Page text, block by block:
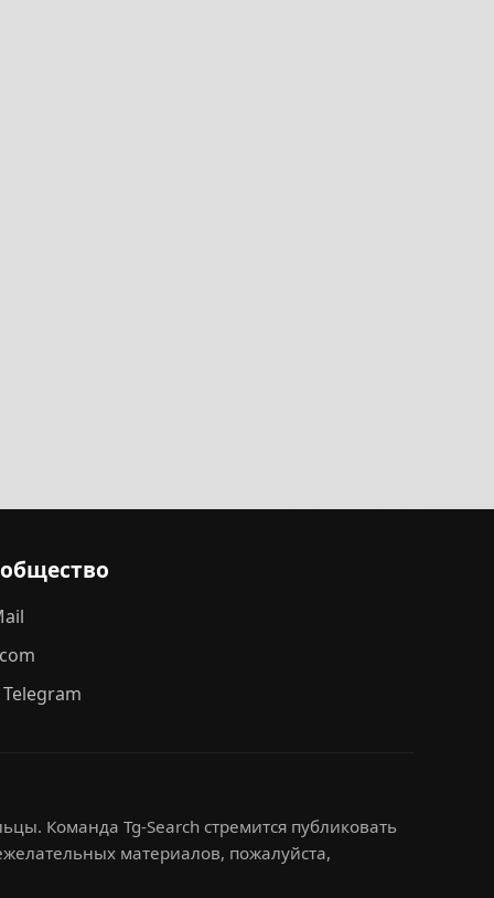
Команда Tg-Search стремится публиковать
материалов, пожалуйста,